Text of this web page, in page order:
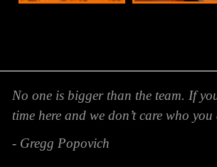
No one is bigger than the team. If
time here and we don’t care who you
- Gregg Popovich